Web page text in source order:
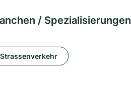
/ Spezialisierungen
Strassenverkehr